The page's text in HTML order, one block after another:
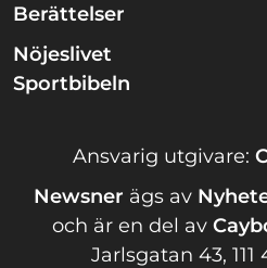
Berättelser
Nöjeslivet
Sportbibeln
Ansvarig utgivare:
Newsner ägs av
och är en del av
Jarlsgatan 43,